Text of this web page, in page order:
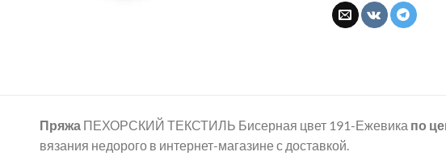
Пряжа ПЕХОРСКИЙ ТЕКСТИЛЬ Бисерная цвет 191-Ежевика по
вязания недорого в интернет-магазине с доставкой.